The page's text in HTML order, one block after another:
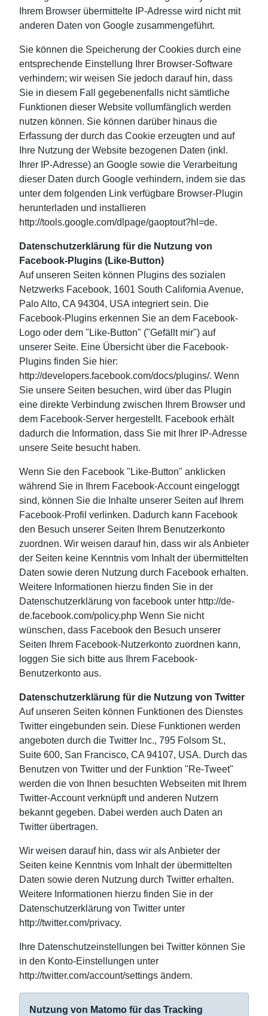
Ihrem Browser übermittelte IP-Adresse wird nicht mit
anderen Daten von Google zusammengeführt.
Sie können die Speicherung der Cookies durch eine
entsprechende Einstellung Ihrer Browser-Software
verhindern; wir weisen Sie jedoch darauf hin, dass
Sie in diesem Fall gegebenenfalls nicht sämtliche
Funktionen dieser Website vollumfänglich werden
nutzen können. Sie können darüber hinaus die
Erfassung der durch das Cookie erzeugten und auf
Ihre Nutzung der Website bezogenen Daten (inkl.
Ihrer IP-Adresse) an Google sowie die Verarbeitung
dieser Daten durch Google verhindern, indem sie das
unter dem folgenden Link verfügbare Browser-Plugin
herunterladen und installieren
http://tools.google.com/dlpage/gaoptout?hl=de.
Datenschutzerklärung für die Nutzung von
Facebook-Plugins (Like-Button)
Auf unseren Seiten können Plugins des sozialen
Netzwerks Facebook, 1601 South California Avenue,
Palo Alto, CA 94304, USA integriert sein. Die
Facebook-Plugins erkennen Sie an dem Facebook-
Logo oder dem "Like-Button" ("Gefällt mir") auf
unserer Seite. Eine Übersicht über die Facebook-
Plugins finden Sie hier:
http://developers.facebook.com/docs/plugins/. Wenn
Sie unsere Seiten besuchen, wird über das Plugin
eine direkte Verbindung zwischen Ihrem Browser und
dem Facebook-Server hergestellt. Facebook erhält
dadurch die Information, dass Sie mit Ihrer IP-Adresse
unsere Seite besucht haben.
Wenn Sie den Facebook "Like-Button" anklicken
während Sie in Ihrem Facebook-Account eingeloggt
sind, können Sie die Inhalte unserer Seiten auf Ihrem
Facebook-Profil verlinken. Dadurch kann Facebook
den Besuch unserer Seiten Ihrem Benutzerkonto
zuordnen. Wir weisen darauf hin, dass wir als Anbieter
der Seiten keine Kenntnis vom Inhalt der übermittelten
Daten sowie deren Nutzung durch Facebook erhalten.
Weitere Informationen hierzu finden Sie in der
Datenschutzerklärung von facebook unter http://de-
de.facebook.com/policy.php Wenn Sie nicht
wünschen, dass Facebook den Besuch unserer
Seiten Ihrem Facebook-Nutzerkonto zuordnen kann,
loggen Sie sich bitte aus Ihrem Facebook-
Benutzerkonto aus.
Datenschutzerklärung für die Nutzung von Twitter
Auf unseren Seiten können Funktionen des Dienstes
Twitter eingebunden sein. Diese Funktionen werden
angeboten durch die Twitter Inc., 795 Folsom St.,
Suite 600, San Francisco, CA 94107, USA. Durch das
Benutzen von Twitter und der Funktion "Re-Tweet"
werden die von Ihnen besuchten Webseiten mit Ihrem
Twitter-Account verknüpft und anderen Nutzern
bekannt gegeben. Dabei werden auch Daten an
Twitter übertragen.
Wir weisen darauf hin, dass wir als Anbieter der
Seiten keine Kenntnis vom Inhalt der übermittelten
Daten sowie deren Nutzung durch Twitter erhalten.
Weitere Informationen hierzu finden Sie in der
Datenschutzerklärung von Twitter unter
http://twitter.com/privacy.
Ihre Datenschutzeinstellungen bei Twitter können Sie
in den Konto-Einstellungen unter
http://twitter.com/account/settings ändern.
Nutzung von Matomo für das Tracking